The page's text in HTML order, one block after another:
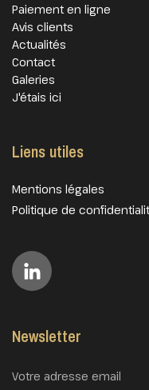
Paiement en ligne
Avis clients
Actualités
Contact
Galeries
J'étais ici
Liens utiles
Mentions légales
Politique de
Newsletter